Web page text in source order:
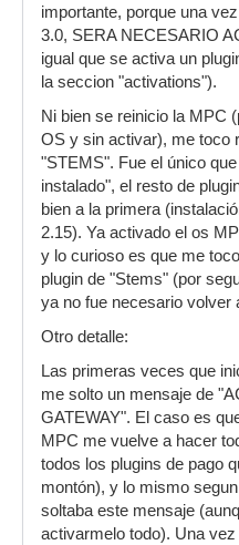
importante, porque una
3.0, SERA NECESARIO
igual que se activa un
la seccion "activations").
Ni bien se reinicio la MPC
OS y sin activar), me toco
"STEMS". Fue el único
instalado", el resto de
bien a la primera
2.15). Ya activado el os
y lo curioso es que me
plugin de "Stems" (por
ya no fue necesario volver
Otro detalle:
Las primeras veces que
me solto un mensaje de
GATEWAY". El caso es
MPC me vuelve a hacer
todos los plugins de pago
montón), y lo mismo
soltaba este mensaje
activarmelo todo). Una